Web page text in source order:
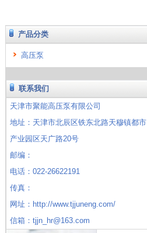
产品分类
高压泵
联系我们
天津市聚能高压泵有限公司
地址：天津市北辰区铁东北路天穆镇都市
产业园区天广路20号
邮编：
电话：022-26622191
传真：
网址：http://www.tjjuneng.com/
信箱：tjjn_hr@163.com